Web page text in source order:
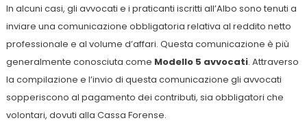
In alcuni casi, gli avvocati e i praticanti iscritti all’Albo sono tenuti a
inviare una comunicazione obbligatoria relativa al reddito netto
professionale e al volume d’affari. Questa comunicazione è più
generalmente conosciuta come Modello 5 avvocati. Attraverso
la compilazione e l’invio di questa comunicazione gli avvocati
sopperiscono al pagamento dei contributi, sia obbligatori che
volontari, dovuti alla Cassa Forense.